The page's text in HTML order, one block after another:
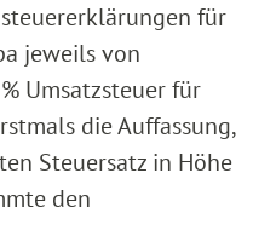
für
jeweils von
Umsatzsteuer für
die Auffassung,
Steuersatz in Höhe
den